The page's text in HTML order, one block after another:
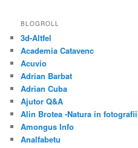
BLOGROLL
3d-Altfel
Academia Catavenc
Acuvio
Adrian Barbat
Adrian Cuba
Ajutor Q&A
Alin Brotea -Natura in fotografii
Amongus Info
Analfabetu